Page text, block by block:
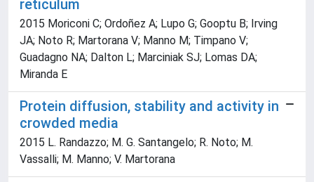
reticulum
2015 Moriconi C; Ordoñez A; Lupo G; Gooptu B; Irving
JA; Noto R; Martorana V; Manno M; Timpano V;
Guadagno NA; Dalton L; Marciniak SJ; Lomas DA;
Miranda E
Protein diffusion, stability and activity in
crowded media
2015 L. Randazzo; M. G. Santangelo; R. Noto; M.
Vassalli; M. Manno; V. Martorana